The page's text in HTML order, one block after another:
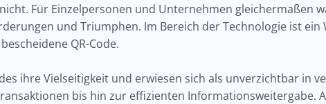
Für Einzelpersonen und Unternehmen gleichermaßen
und Triumphen. Im Bereich der Technologie ist ein
QR-Code.
ihre Vielseitigkeit und erwiesen sich als unverzichtbar in
bis hin zur effizienten Informationsweitergabe.